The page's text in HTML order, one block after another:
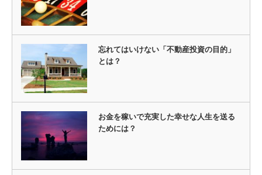
忘れてはいけない「不動産投資の目的」
とは？
お金を稼いで充実した幸せな人生を送る
ためには？